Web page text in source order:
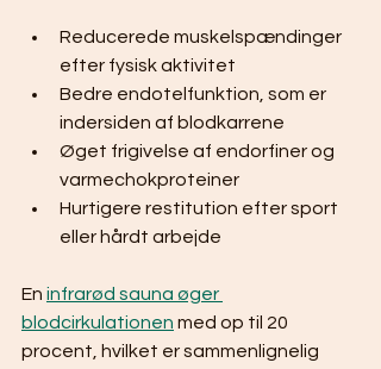
Reducerede muskelspændinger
efter fysisk aktivitet
Bedre endotelfunktion, som er
indersiden af blodkarrene
Øget frigivelse af endorfiner og
varmechokproteiner
Hurtigere restitution efter sport
eller hårdt arbejde
En infrarød sauna øger
blodcirkulationen med op til 20
procent, hvilket er sammenlignelig